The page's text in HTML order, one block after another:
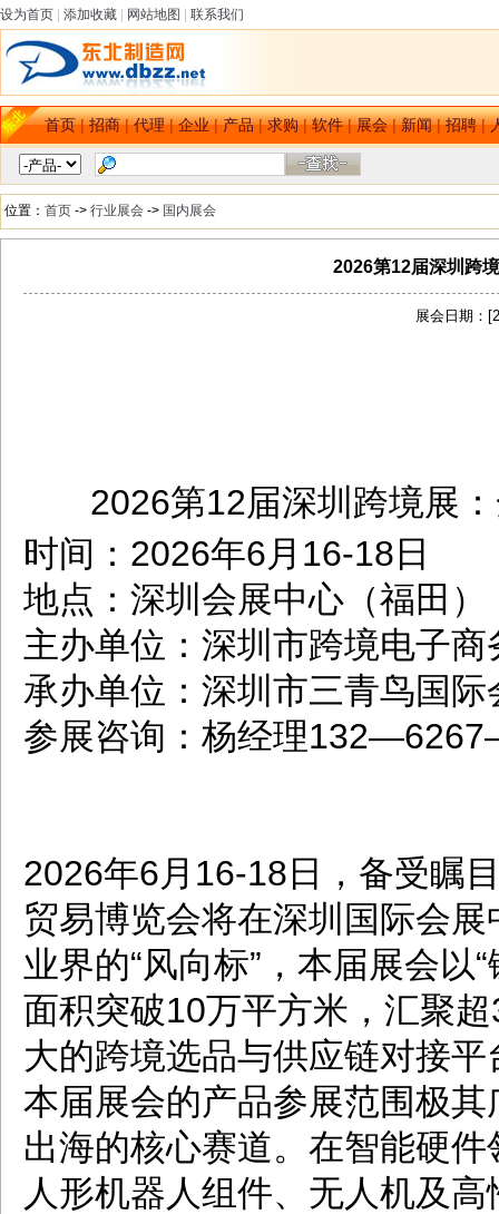
设为首页 添加收藏 网站地图 联系我们
首页|招商|代理|企业|产品|求购|软件|展会|新闻|招聘|
位置： 首页 -> 行业展会 -> 国内展会
2026第12届深圳跨
展会日期：
2026第12届深圳跨境展
时间：2026年6月16-18日
地点：深圳会展中心（福田）
主办单位：深圳市跨境电子商
承办单位：深圳市三青鸟国
参展咨询：杨经理
2026年6月16-18日，备受瞩
贸易博览会将在深圳国际会
业界的“风向标”，本届展会以
面积突破10万平方米，汇聚
大的跨境选品与供应链对接平
本届展会的产品参展范围极
出海的核心赛道。在智能硬
人形机器人组件、无人机及